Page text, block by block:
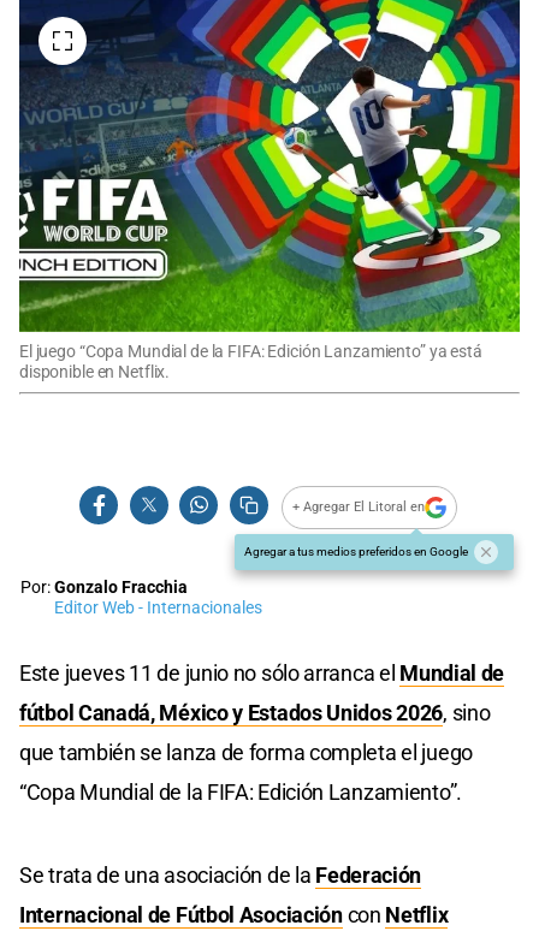
El juego “Copa Mundial de la FIFA: Edición Lanzamiento” ya está
disponible en Netflix.
+ Agregar El Litoral en
Agregar a tus medios preferidos en Google
Por:Gonzalo Fracchia
Editor Web - Internacionales
Este jueves 11 de junio no sólo arranca el Mundial de
fútbol Canadá, México y Estados Unidos 2026, sino
que también se lanza de forma completa el juego
“Copa Mundial de la FIFA: Edición Lanzamiento”.
Se trata de una asociación de la Federación
Internacional de Fútbol Asociacióncon Netflix